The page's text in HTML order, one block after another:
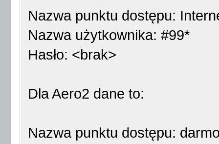
Nazwa punktu dostępu:
Nazwa użytkownika: #99*
Hasło: <brak>
Dla Aero2 dane to:
Nazwa punktu dostępu: